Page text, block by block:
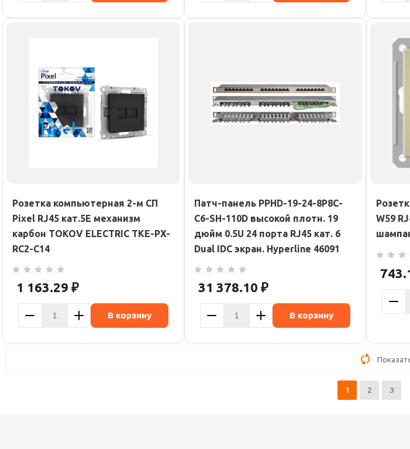
Розетка компьютерная 2-м СП
Pixel RJ45 кат.5E механизм
карбон TOKOV ELECTRIC TKE-PX-
RC2-C14
1 163.29 ₽
В корзину
Патч-панель PPHD-19-24-8P8C-
C6-SH-110D высокой плотн. 19
дюйм 0.5U 24 порта RJ45 кат. 6
Dual IDC экран. Hyperline 46091
31 378.10 ₽
В корзину
W59
1 2 3